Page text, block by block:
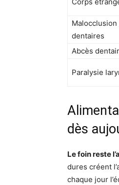
dentaires
Abcès
Paralysie
dès
Le foin reste
dures créent
chaque jour